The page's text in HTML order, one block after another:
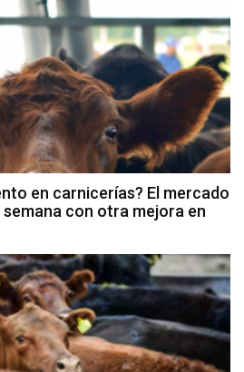
en carnicerías? El mercado
con otra mejora en